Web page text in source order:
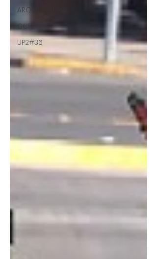
ARQUITECTURA
CCF2
UP2#36